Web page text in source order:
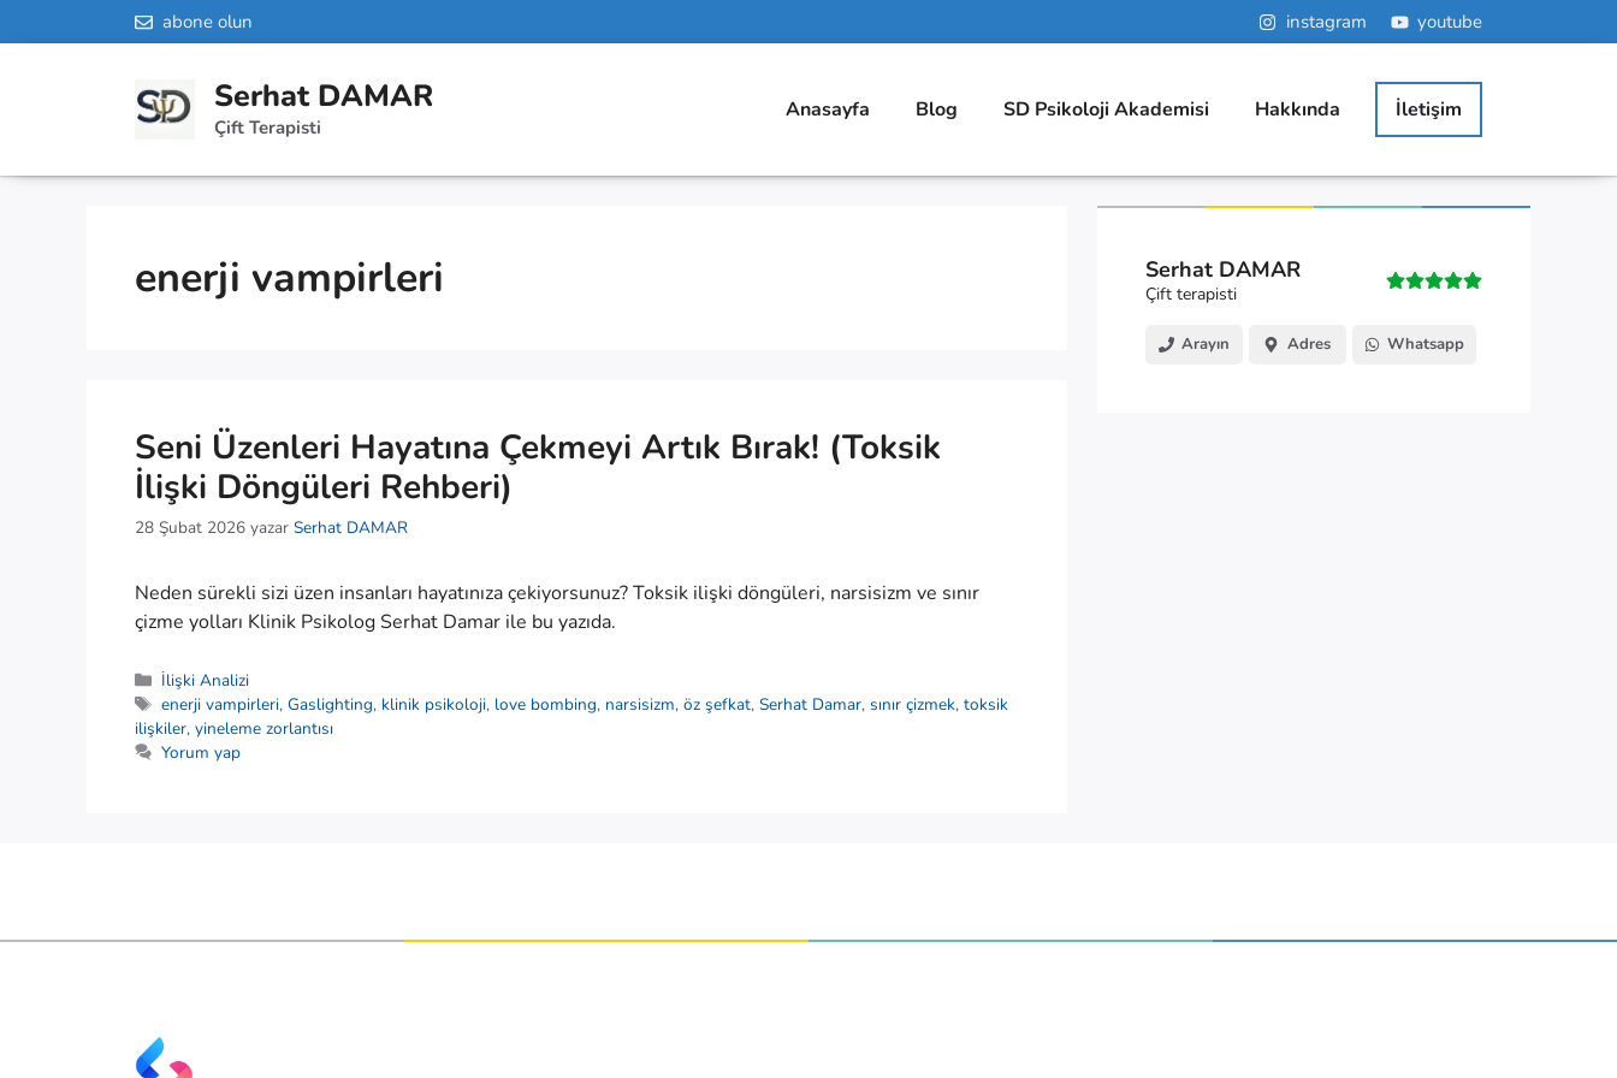
abone olun instagram youtube
Serhat DAMAR
Çift Terapisti
Anasayfa Blog SD Psikoloji Akademisi Hakkında İletişim
enerji vampirleri
Seni Üzenleri Hayatına Çekmeyi Artık Bırak! (Toksik
İlişki Döngüleri Rehberi)
28 Şubat 2026 yazar Serhat DAMAR
Neden sürekli sizi üzen insanları hayatınıza çekiyorsunuz? Toksik ilişki döngüleri, narsisizm ve sınır
çizme yolları Klinik Psikolog Serhat Damar ile bu yazıda.
Kategoriler
İlişki Analizi
Etiketler
enerji vampirleri, Gaslighting, klinik psikoloji, love bombing, narsisizm, öz şefkat, Serhat Damar, sınır çizmek, toksik
ilişkiler, yineleme zorlantısı
Yorum yap
Serhat DAMAR
Çift terapisti
Arayın Adres Whatsapp